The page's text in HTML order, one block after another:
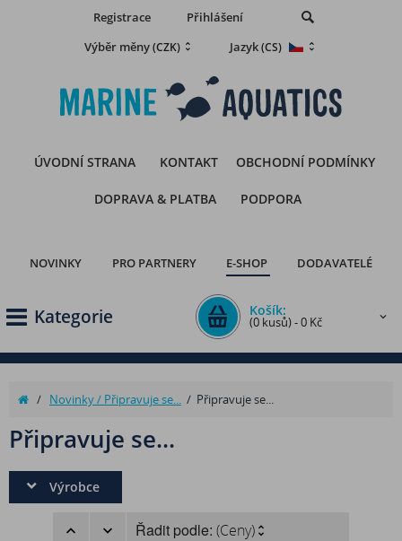
Registrace
Přihlášení
Výběr měny(CZK) Jazyk(CS)
ÚVODNÍ STRANA KONTAKT OBCHODNÍ PODMÍNKY
DOPRAVA & PLATBA PODPORA
NOVINKY PRO PARTNERY E-SHOP DODAVATELÉ
Kategorie Košík:
(0 kusů) - 0 Kč
/ Novinky / Připravuje se... / Připravuje se...
Připravuje se...
Výrobce
Řadit podle: (Ceny)